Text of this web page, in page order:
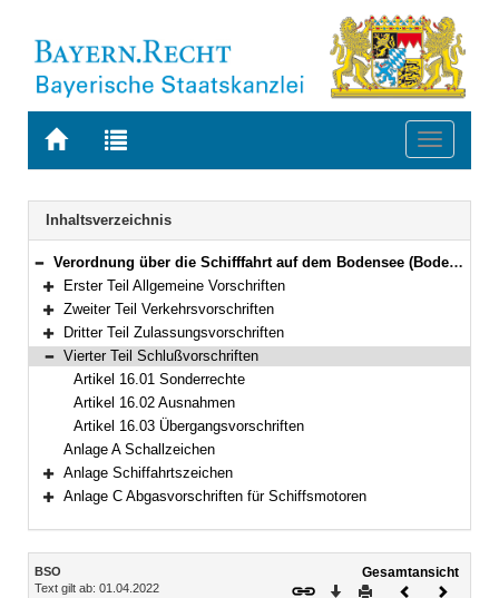
Zur
BAYERN.RECHT
Zur
letzten
Suche
Toggle
Navigation
Inhaltsverzeichnis
Bereich reduzieren
Verordnung über die Schifffahrt auf dem Bodensee (Bodensee-Schifffahrts-Ordnung – BSO) Vom 20. März 1976 (GVBl. S. 55)
Bereich erweitern
Erster Teil Allgemeine Vorschriften
Bereich erweitern
Zweiter Teil Verkehrsvorschriften
Bereich erweitern
Dritter Teil Zulassungsvorschriften
Bereich reduzieren
Vierter Teil Schlußvorschriften
Artikel 16.01 Sonderrechte
Artikel 16.02 Ausnahmen
Artikel 16.03 Übergangsvorschriften
Anlage A Schallzeichen
Bereich erweitern
Anlage Schiffahrtszeichen
Anlage C Abgasvorschriften für Schiffsmotoren
Inhalt
BSO
Text gilt ab: 01.04.2022
Gesamtansicht
Download
DruckenVorheriges